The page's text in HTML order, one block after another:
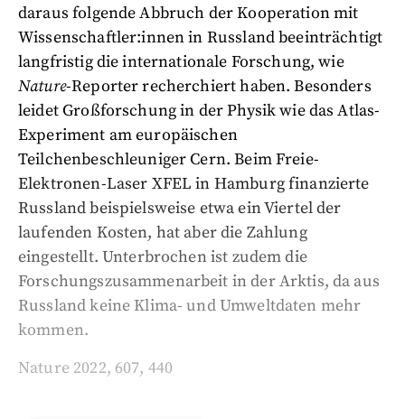
daraus folgende Abbruch der Kooperation mit
Wissenschaftler:innen in Russland beeinträchtigt
langfristig die internationale Forschung, wie
Nature-Reporter recherchiert haben. Besonders
leidet Großforschung in der Physik wie das Atlas-
Experiment am europäischen
Teilchenbeschleuniger Cern. Beim Freie-
Elektronen-Laser XFEL in Hamburg finanzierte
Russland beispielsweise etwa ein Viertel der
laufenden Kosten, hat aber die Zahlung
eingestellt. Unterbrochen ist zudem die
Forschungszusammenarbeit in der Arktis, da aus
Russland keine Klima- und Umweltdaten mehr
kommen.
Nature 2022, 607, 440